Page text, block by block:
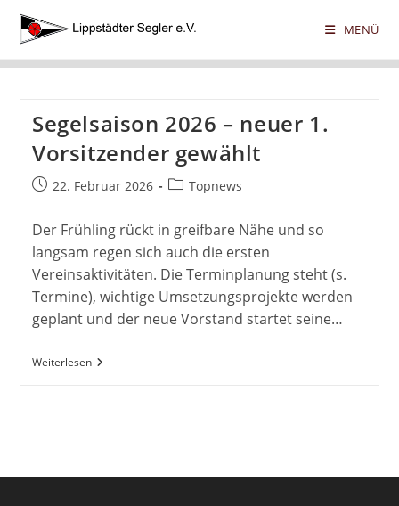
Zum
Inhalt
MENÜ
Lippstädter Segler
Segelsaison 2026 – neuer 1.
Vorsitzender gewählt
Beitrag22. Februar 2026
Beitrags-
Topnews
Der Frühling rückt in greifbare Nähe und so
langsam regen sich auch die ersten
Vereinsaktivitäten. Die Terminplanung steht (s.
Termine), wichtige Umsetzungsprojekte werden
geplant und der neue Vorstand startet seine…
WeiterlesenSegelsaison
2026